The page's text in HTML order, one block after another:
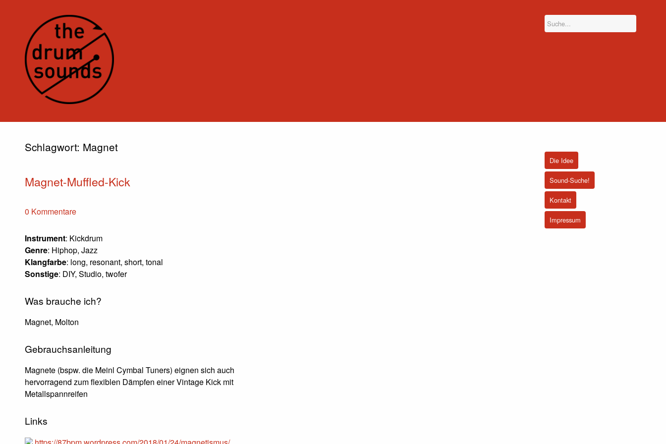
Schlagwort: Magnet
Magnet-Muffled-Kick
0 Kommentare
Instrument: Kickdrum
Genre: Hiphop, Jazz
Klangfarbe: long, resonant, short, tonal
Sonstige: DIY, Studio, twofer
Was brauche ich?
Magnet, Molton
Gebrauchsanleitung
Magnete (bspw. die Meinl Cymbal Tuners) eignen sich auch
hervorragend zum flexiblen Dämpfen einer Vintage Kick mit
Metallspannreifen
Links
Die Idee
Sound-Suche!
Kontakt
Impressum